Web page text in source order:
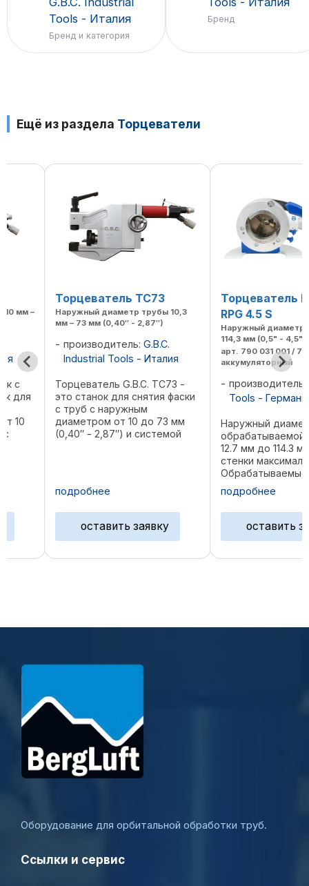
Tools - Италия
Бренд и категория
Бренд
Ещё из раздела Торцеватели
Торцеватель TC73
Наружный диаметр трубы 10,3
мм – 73 мм (0,40″ - 2,87″)
производитель:G.B.C.
Industrial Tools - Италия
Торцеватель G.B.C. TC73 -
это станок для снятия фаски
с труб с наружным
диаметром от 10 до 73 мм
(0,40″ - 2,87″) и системой
случаях, когда запрещено
подробнее
оставить заявку
Торцеватель RPG
RPG 4.5 S
Наружный диаметр трубы
114,3 мм (0,5" - 4,5")
арт. 790 031 001 / 790 031
аккумуляторный
производитель:
Tools - Германия
Наружный диаметр
обрабатываемой трубы
12.7 мм до 114.3 мм
стенки максимальная -
Обрабатываемые
Высоколегированные
(специальный стальной
материал № 1.40... - 1.45...
подробнее
оставить заявку
Оборудование для орбитальной обработки труб.
Ссылки и сервис